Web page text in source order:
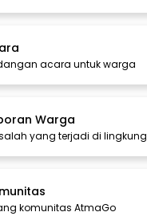
acara untuk warga
Warga
yang terjadi di
komunitas AtmaGo